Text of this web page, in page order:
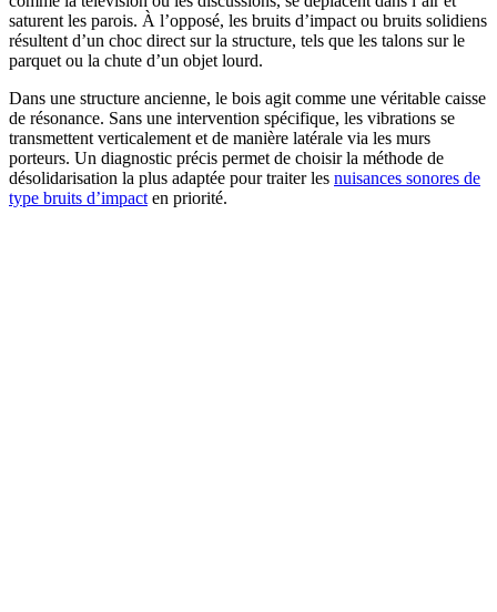
saturent les parois. À l’opposé, les bruits d’impact ou bruits solidiens
résultent d’un choc direct sur la structure, tels que les talons sur le
parquet ou la chute d’un objet lourd.
Dans une structure ancienne, le bois agit comme une véritable caisse
de résonance. Sans une intervention spécifique, les vibrations se
transmettent verticalement et de manière latérale via les murs
porteurs. Un diagnostic précis permet de choisir la méthode de
désolidarisation la plus adaptée pour traiter les nuisances sonores de
type bruits d’impact en priorité.